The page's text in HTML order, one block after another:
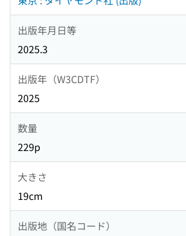
出版年月日等
2025.3
出版年（W3CDTF）
2025
数量
229p
大きさ
19cm
出版地（国名コード）